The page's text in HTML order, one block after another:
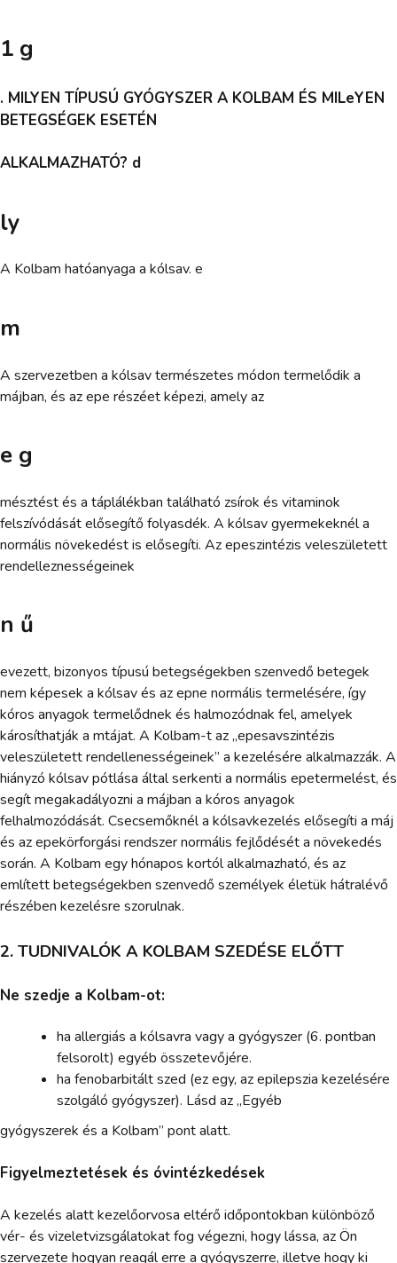
1 g
. MILYEN TÍPUSÚ GYÓGYSZER A KOLBAM ÉS MILeYEN
BETEGSÉGEK ESETÉN
ALKALMAZHATÓ? d
ly
A Kolbam hatóanyaga a kólsav. e
m
A szervezetben a kólsav természetes módon termelődik a
májban, és az epe részéet képezi, amely az
e g
mésztést és a táplálékban található zsírok és vitaminok
felszívódását elősegítő folyasdék. A kólsav gyermekeknél a
normális növekedést is elősegíti. Az epeszintézis veleszületett
rendelleznességeinek
n ű
evezett, bizonyos típusú betegségekben szenvedő betegek
nem képesek a kólsav és az epne normális termelésére, így
kóros anyagok termelődnek és halmozódnak fel, amelyek
károsíthatják a mtájat. A Kolbam-t az „epesavszintézis
veleszületett rendellenességeinek” a kezelésére alkalmazzák. A
hiányzó kólsav pótlása által serkenti a normális epetermelést, és
segít megakadályozni a májban a kóros anyagok
felhalmozódását. Csecsemőknél a kólsavkezelés elősegíti a máj
és az epekörforgási rendszer normális fejlődését a növekedés
során. A Kolbam egy hónapos kortól alkalmazható, és az
említett betegségekben szenvedő személyek életük hátralévő
részében kezelésre szorulnak.
2. TUDNIVALÓK A KOLBAM SZEDÉSE ELŐTT
Ne szedje a Kolbam-ot:
ha allergiás a kólsavra vagy a gyógyszer (6. pontban
felsorolt) egyéb összetevőjére.
ha fenobarbitált szed (ez egy, az epilepszia kezelésére
szolgáló gyógyszer). Lásd az „Egyéb
gyógyszerek és a Kolbam” pont alatt.
Figyelmeztetések és óvintézkedések
A kezelés alatt kezelőorvosa eltérő időpontokban különböző
vér- és vizeletvizsgálatokat fog végezni, hogy lássa, az Ön
szervezete hogyan reagál erre a gyógyszerre, illetve hogy ki